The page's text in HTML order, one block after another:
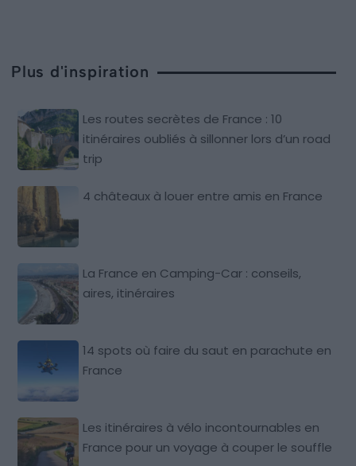
Plus d'inspiration
Les routes secrètes de France : 10
itinéraires oubliés à sillonner lors d’un road
trip
4 châteaux à louer entre amis en France
La France en Camping-Car : conseils,
aires, itinéraires
14 spots où faire du saut en parachute en
France
Les itinéraires à vélo incontournables en
France pour un voyage à couper le souffle